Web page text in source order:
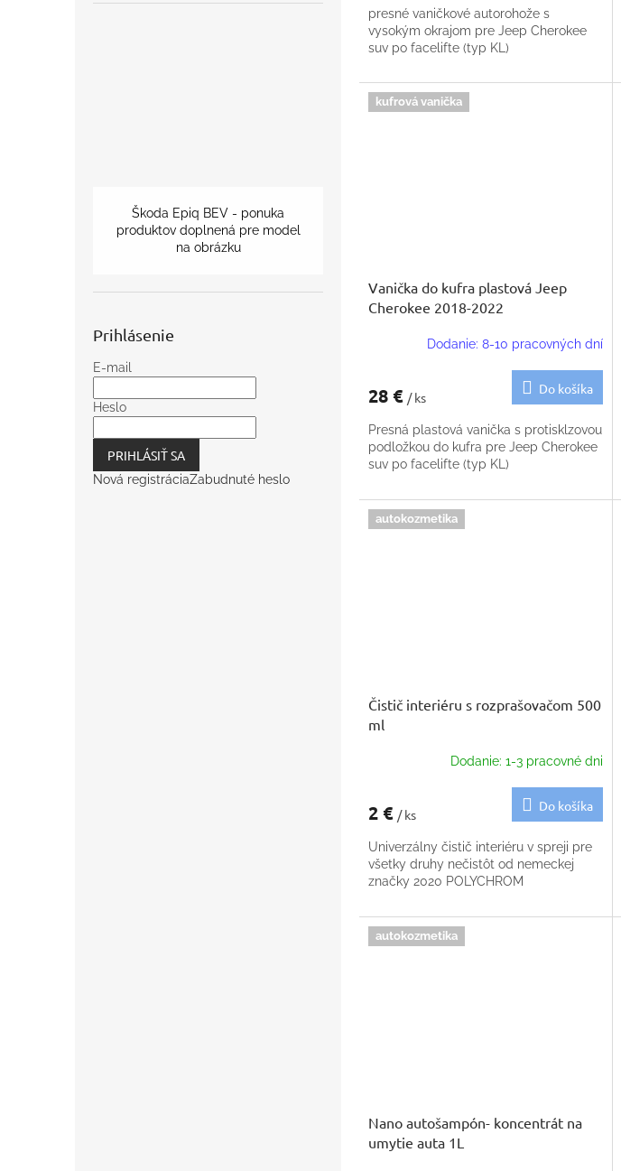
Škoda Epiq BEV - ponuka
produktov doplnená pre model
na obrázku
Prihlásenie
E-mail
Heslo
PRIHLÁSIŤ SA
Nová registráciaZabudnuté heslo
presné vaničkové autorohože s
vysokým okrajom pre Jeep Cherokee
suv po facelifte (typ KL)
kufrová vanička
Vanička do kufra plastová Jeep
Cherokee 2018-2022
Dodanie: 8-10 pracovných dní
28 € / ks
Do košíka
Presná plastová vanička s protisklzovou
podložkou do kufra pre Jeep Cherokee
suv po facelifte (typ KL)
autokozmetika
Čistič interiéru s rozprašovačom 500
ml
Dodanie: 1-3 pracovné dni
2 € / ks
Do košíka
Univerzálny čistič interiéru v spreji pre
všetky druhy nečistôt od nemeckej
značky 2020 POLYCHROM
autokozmetika
Nano autošampón- koncentrát na
umytie auta 1L